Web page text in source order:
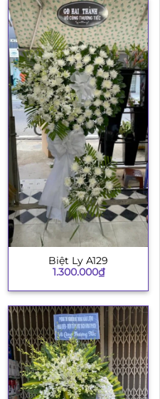
Biệt Ly A129
1.300.000₫